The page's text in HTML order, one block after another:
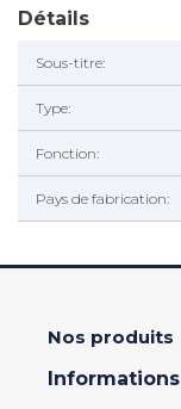
Détails
Sous-titre:
Type:
Fonction:
Pays de fabrication:
Nos produits
Informations